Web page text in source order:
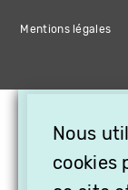
Mentions légales
Nous
cookies